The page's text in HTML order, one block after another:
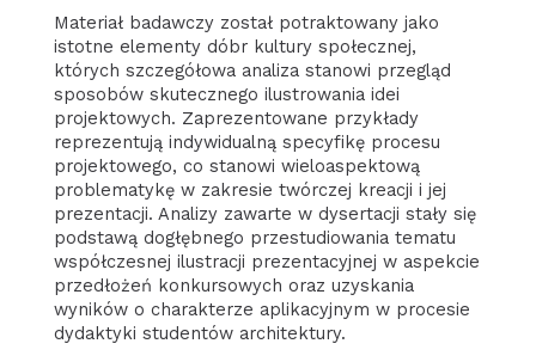
Materiał badawczy został potraktowany jako
istotne elementy dóbr kultury społecznej,
których szczegółowa analiza stanowi przegląd
sposobów skutecznego ilustrowania idei
projektowych. Zaprezentowane przykłady
reprezentują indywidualną specyfikę procesu
projektowego, co stanowi wieloaspektową
problematykę w zakresie twórczej kreacji i jej
prezentacji. Analizy zawarte w dysertacji stały się
podstawą dogłębnego przestudiowania tematu
współczesnej ilustracji prezentacyjnej w aspekcie
przedłożeń konkursowych oraz uzyskania
wyników o charakterze aplikacyjnym w procesie
dydaktyki studentów architektury.